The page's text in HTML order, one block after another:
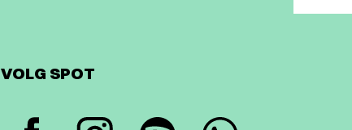
VOLG SPOT